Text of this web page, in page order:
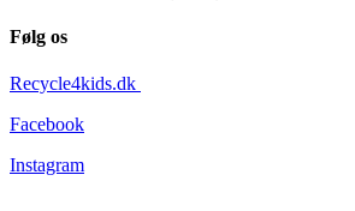
Følg os
Recycle4kids.dk
Facebook
Instagram